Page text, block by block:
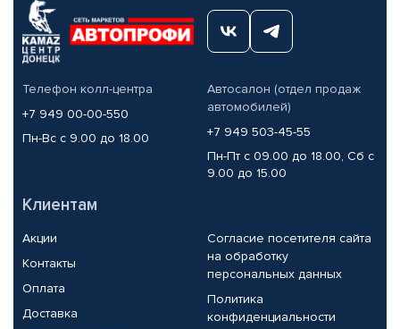
Телефон колл-центра
+7 949 00-00-550
Пн-Вс с 9.00 до 18.00
Автосалон (отдел продаж
автомобилей)
+7 949 503-45-55
Пн-Пт с 09.00 до 18.00, Сб с
9.00 до 15.00
Клиентам
Акции
Контакты
Оплата
Доставка
Согласие посетителя сайта
на обработку
персональных данных
Политика
конфиденциальности